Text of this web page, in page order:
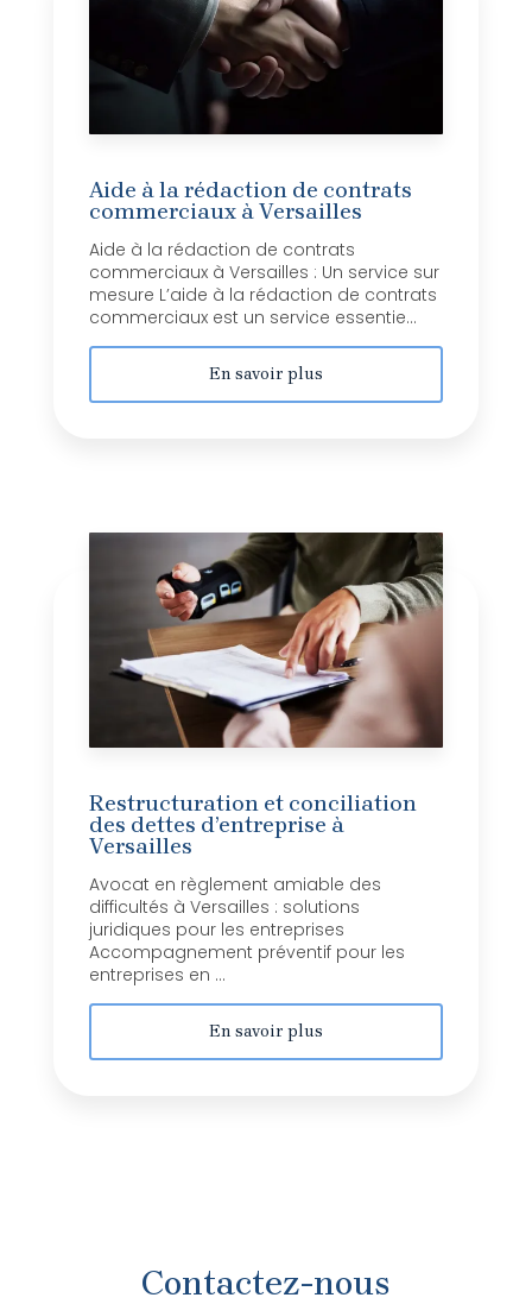
Aide à la rédaction de contrats
commerciaux à Versailles
Aide à la rédaction de contrats
commerciaux à Versailles : Un service sur
mesure L’aide à la rédaction de contrats
commerciaux est un service essentie...
En savoir plus
Restructuration et conciliation
des dettes d’entreprise à
Versailles
Avocat en règlement amiable des
difficultés à Versailles : solutions
juridiques pour les entreprises
Accompagnement préventif pour les
entreprises en ...
En savoir plus
Contactez-nous